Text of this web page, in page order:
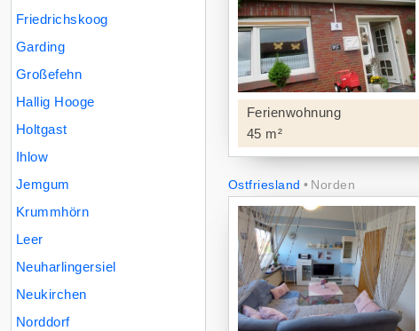
Friedrichskoog
Garding
Großefehn
Hallig Hooge
Holtgast
Ihlow
Jemgum
Krummhörn
Leer
Neuharlingersiel
Neukirchen
Norddorf
Ferienwohnung
45 m²
Ostfriesland Norden